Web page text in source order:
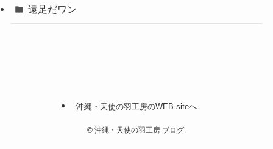
遠足だワン
沖縄・天使の羽工房のWEB siteへ
© 沖縄・天使の羽工房 ブログ.